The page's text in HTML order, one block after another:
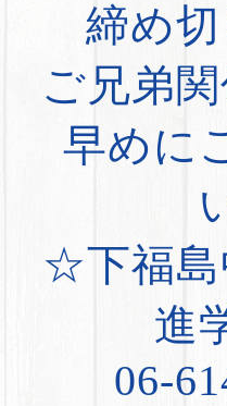
締め切
ご兄弟
早めに
☆下福島
進
06-